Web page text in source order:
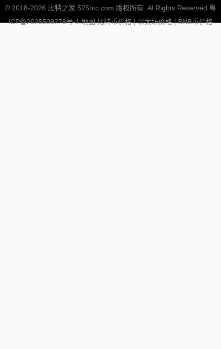
© 2018-2026 比特之家 525btc.com 版权所有. Al Rights Reserved 粤
ICP备2025508278号-1 地图 比特币价格|以太坊价格|BNB币价格